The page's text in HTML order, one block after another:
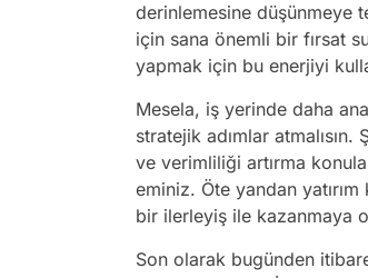
derinlemesine düşünmeye
için sana önemli bir fırsat
yapmak için bu enerjiyi
Mesela, iş yerinde daha
stratejik adımlar
ve verimliliği artırma
eminiz. Öte yandan
bir ilerleyiş ile kazanmaya
Son olarak bugünden